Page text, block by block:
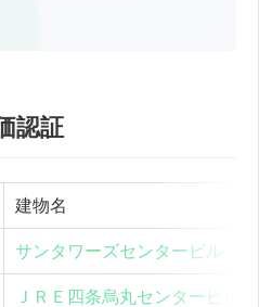
認証
建物名
サンタワーズセンタービル
ＪＲＥ四条烏丸センタービル